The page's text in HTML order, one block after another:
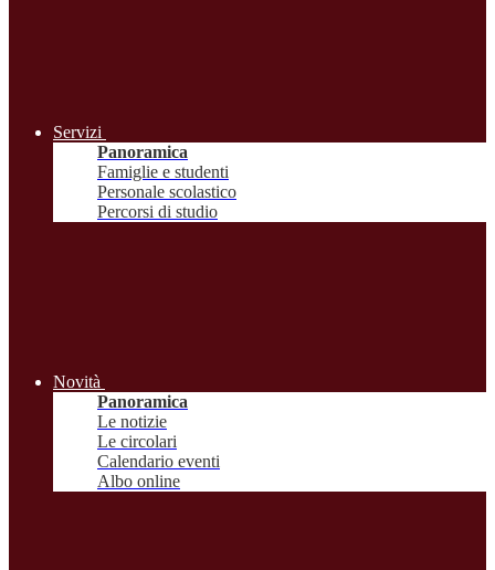
Servizi
Panoramica
Famiglie e studenti
Personale scolastico
Percorsi di studio
Novità
Panoramica
Le notizie
Le circolari
Calendario eventi
Albo online